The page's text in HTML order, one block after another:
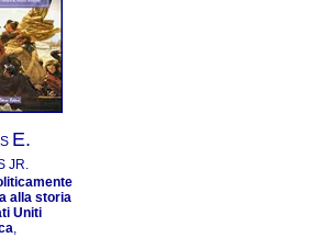
E.
JR.
alla storia
Uniti
,